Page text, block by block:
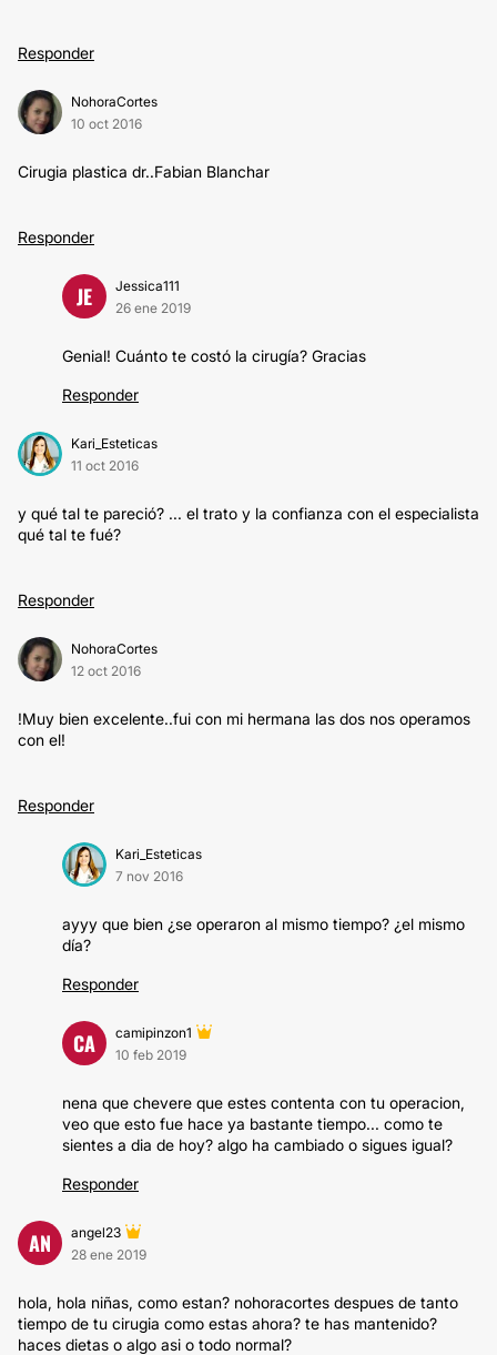
Responder
NohoraCortes
10 oct 2016
Cirugia plastica dr..Fabian Blanchar
Responder
JE
Jessica111
26 ene 2019
Genial! Cuánto te costó la cirugía? Gracias
Responder
Kari_Esteticas
11 oct 2016
y qué tal te pareció? ... el trato y la confianza con el especialista
qué tal te fué?
Responder
NohoraCortes
12 oct 2016
!Muy bien excelente..fui con mi hermana las dos nos operamos
con el!
Responder
Kari_Esteticas
7 nov 2016
ayyy que bien ¿se operaron al mismo tiempo? ¿el mismo
día?
Responder
CA
camipinzon1
10 feb 2019
nena que chevere que estes contenta con tu operacion,
veo que esto fue hace ya bastante tiempo... como te
sientes a dia de hoy? algo ha cambiado o sigues igual?
Responder
AN
angel23
28 ene 2019
hola, hola niñas, como estan? nohoracortes despues de tanto
tiempo de tu cirugia como estas ahora? te has mantenido?
haces dietas o algo asi o todo normal?